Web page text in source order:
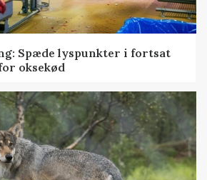
Spæde lyspunkter i fortsat
oksekød